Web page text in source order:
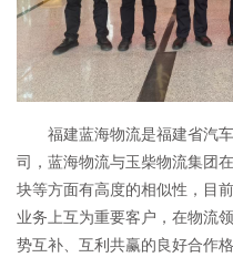
福建蓝海物流是福建省汽
司，蓝海物流与玉柴物流集团
块等方面有高度的相似性，目
业务上互为重要客户，在物流
势互补、互利共赢的良好合作格